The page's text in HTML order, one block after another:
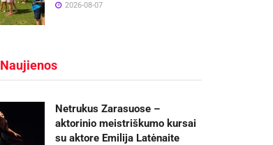
2026-08-07
Naujienos
Netrukus Zarasuose –
aktorinio meistriškumo kursai
su aktore Emilija Latėnaite